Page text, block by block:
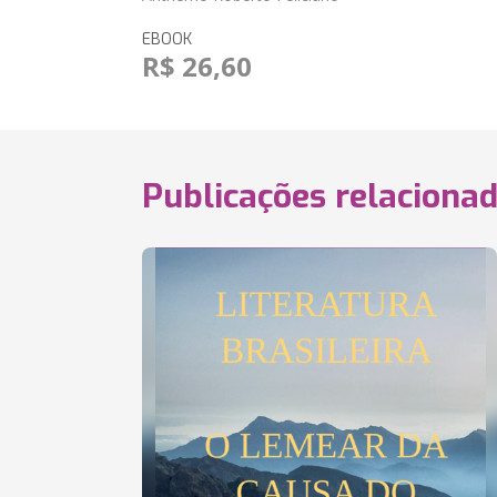
EBOOK
R$ 26,60
Publicações